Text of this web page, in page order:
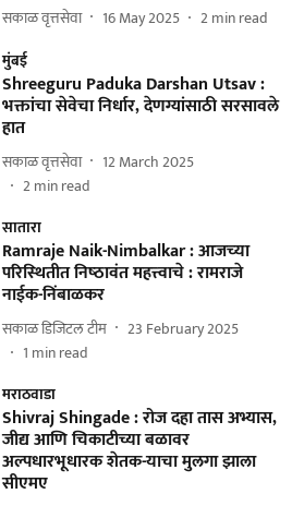
सकाळ वृत्तसेवा 16 May 2025 2min read
मुंबई
Shreeguru Paduka Darshan Utsav :
भक्तांचा सेवेचा निर्धार, देणग्यांसाठी सरसावले
हात
सकाळ वृत्तसेवा
12 March 2025
2min read
सातारा
Ramraje Naik-Nimbalkar : आजच्‍या
परिस्‍थितीत निष्‍ठावंत महत्त्‍वाचे : रामराजे
नाईक-निंबाळकर
सकाळ डिजिटल टीम
23 February 2025
1 min read
मराठवाडा
Shivraj Shingade : रोज दहा तास अभ्यास,
जीद्य आणि चिकाटीच्या बळावर
अल्पधारभूधारक शेतक-याचा मुलगा झाला
सीएमए